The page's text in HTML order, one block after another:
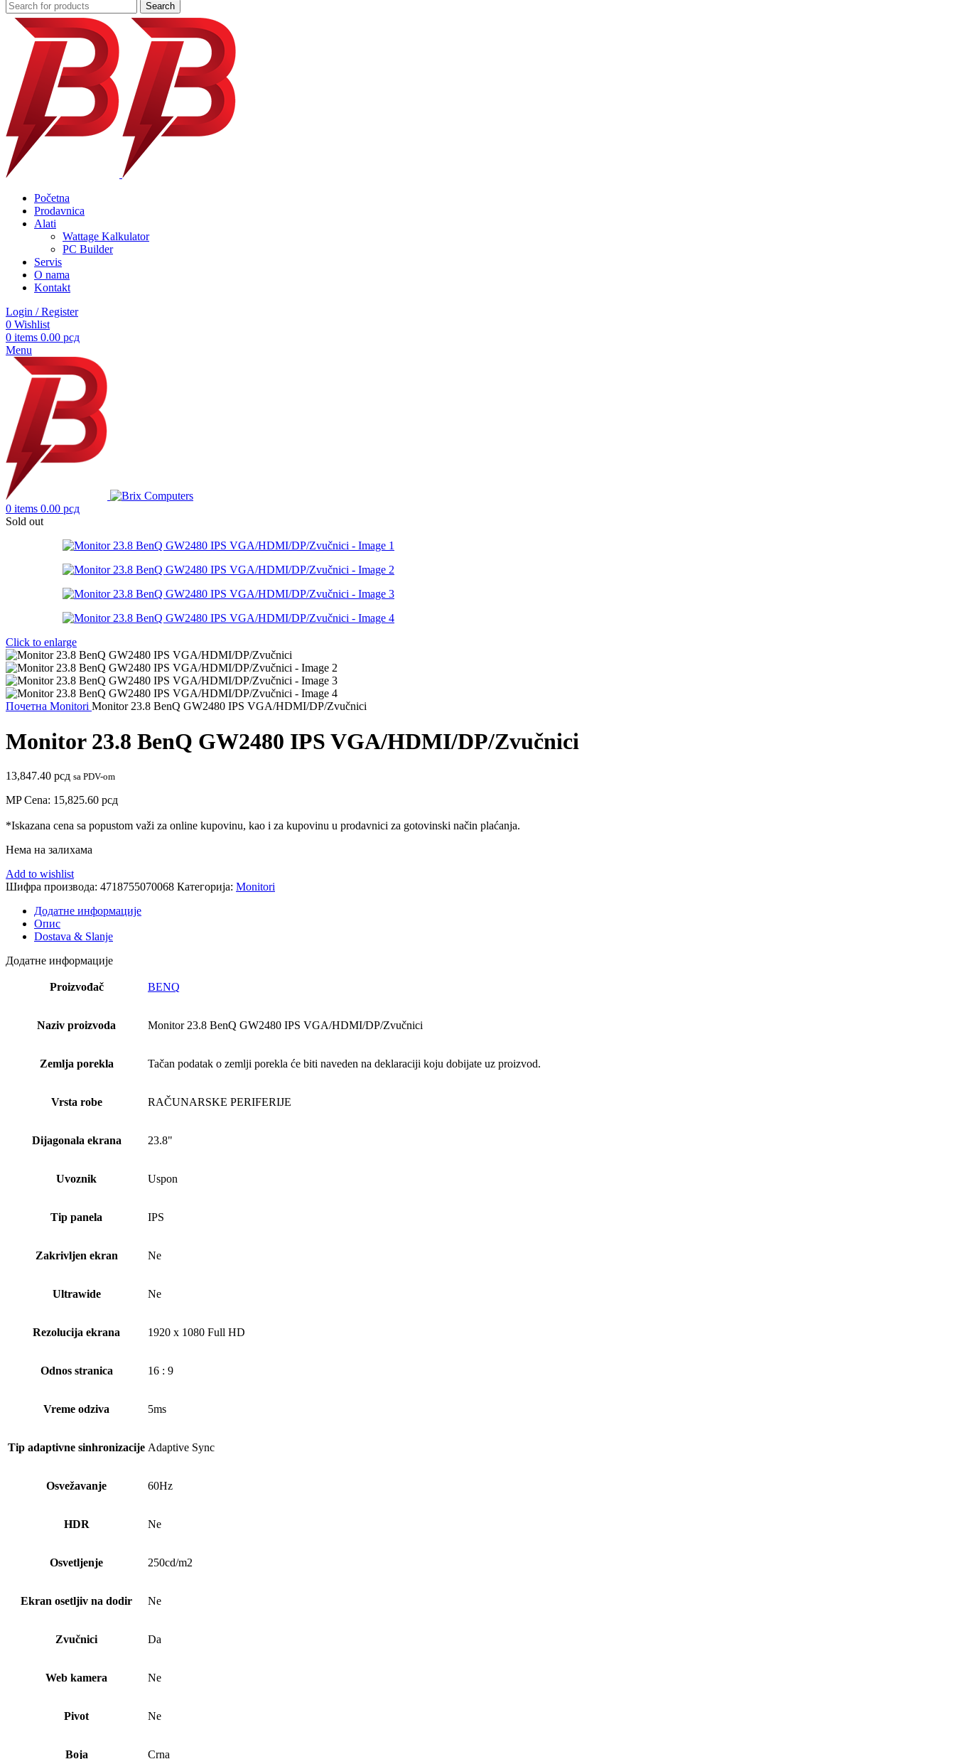
Search
Početna
Prodavnica
Alati
Wattage Kalkulator
PC Builder
Servis
O nama
Kontakt
Login / Register
0 Wishlist
0 items 0.00 рсд
Menu
0 items 0.00 рсд
Sold out
Click to enlarge
Почетна Monitori Monitor 23.8 BenQ GW2480 IPS VGA/HDMI/DP/Zvučnici
Monitor 23.8 BenQ GW2480 IPS VGA/HDMI/DP/Zvučnici
13,847.40 рсд sa PDV-om
MP Cena: 15,825.60 рсд
*Iskazana cena sa popustom važi za online kupovinu, kao i za kupovinu u prodavnici za gotovinski način plaćanja.
Нема на залихама
Add to wishlist
Шифра производа: 4718755070068 Категорија: Monitori
Додатне информације
Опис
Dostava & Slanje
Додатне информације
Proizvođač BENQ
Naziv proizvoda Monitor 23.8 BenQ GW2480 IPS VGA/HDMI/DP/Zvučnici
Zemlja porekla Tačan podatak o zemlji porekla će biti naveden na deklaraciji koju dobijate uz proizvod.
Vrsta robe RAČUNARSKE PERIFERIJE
Dijagonala ekrana 23.8"
Uvoznik Uspon
Tip panela IPS
Zakrivljen ekran Ne
Ultrawide Ne
Rezolucija ekrana 1920 x 1080 Full HD
Odnos stranica 16 : 9
Vreme odziva 5ms
Tip adaptivne sinhronizacije Adaptive Sync
Osvežavanje 60Hz
HDR Ne
Osvetljenje 250cd/m2
Ekran osetljiv na dodir Ne
Zvučnici Da
Web kamera Ne
Pivot Ne
Boja Crna